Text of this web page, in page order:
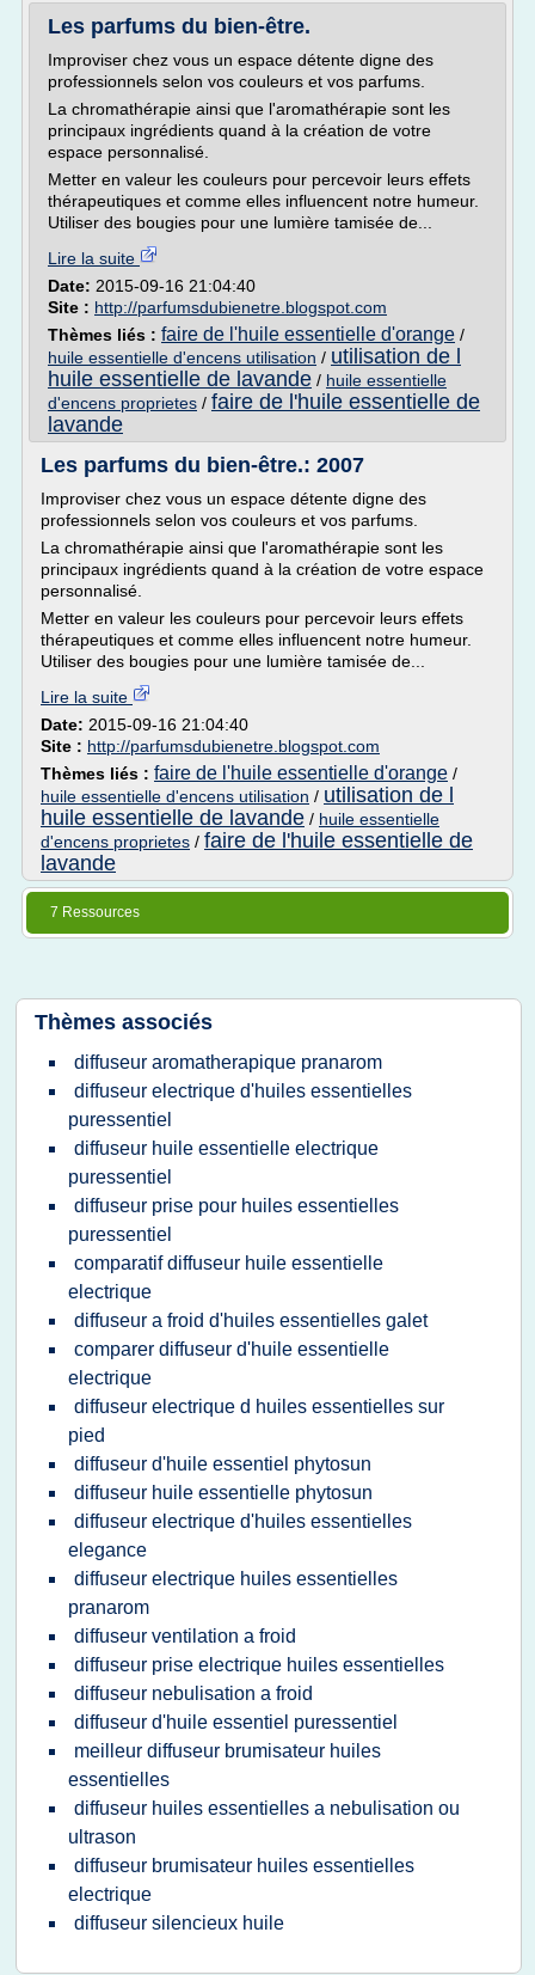
Les parfums du bien-être.
Improviser chez vous un espace détente digne des
professionnels selon vos couleurs et vos parfums.
La chromathérapie ainsi que l'aromathérapie sont les
principaux ingrédients quand à la création de votre
espace personnalisé.
Metter en valeur les couleurs pour percevoir leurs effets
thérapeutiques et comme elles influencent notre humeur.
Utiliser des bougies pour une lumière tamisée de...
Lire la suite
Date: 2015-09-16 21:04:40
Site : http://parfumsdubienetre.blogspot.com
Thèmes liés : faire de l'huile essentielle d'orange /
huile essentielle d'encens utilisation / utilisation de l
huile essentielle de lavande / huile essentielle
d'encens proprietes / faire de l'huile essentielle de
lavande
Les parfums du bien-être.: 2007
Improviser chez vous un espace détente digne des
professionnels selon vos couleurs et vos parfums.
La chromathérapie ainsi que l'aromathérapie sont les
principaux ingrédients quand à la création de votre espace
personnalisé.
Metter en valeur les couleurs pour percevoir leurs effets
thérapeutiques et comme elles influencent notre humeur.
Utiliser des bougies pour une lumière tamisée de...
Lire la suite
Date: 2015-09-16 21:04:40
Site : http://parfumsdubienetre.blogspot.com
Thèmes liés : faire de l'huile essentielle d'orange /
huile essentielle d'encens utilisation / utilisation de l
huile essentielle de lavande / huile essentielle
d'encens proprietes / faire de l'huile essentielle de
lavande
7 Ressources
Thèmes associés
diffuseur aromatherapique pranarom
diffuseur electrique d'huiles essentielles
puressentiel
diffuseur huile essentielle electrique
puressentiel
diffuseur prise pour huiles essentielles
puressentiel
comparatif diffuseur huile essentielle
electrique
diffuseur a froid d'huiles essentielles galet
comparer diffuseur d'huile essentielle
electrique
diffuseur electrique d huiles essentielles sur
pied
diffuseur d'huile essentiel phytosun
diffuseur huile essentielle phytosun
diffuseur electrique d'huiles essentielles
elegance
diffuseur electrique huiles essentielles
pranarom
diffuseur ventilation a froid
diffuseur prise electrique huiles essentielles
diffuseur nebulisation a froid
diffuseur d'huile essentiel puressentiel
meilleur diffuseur brumisateur huiles
essentielles
diffuseur huiles essentielles a nebulisation ou
ultrason
diffuseur brumisateur huiles essentielles
electrique
diffuseur silencieux huile